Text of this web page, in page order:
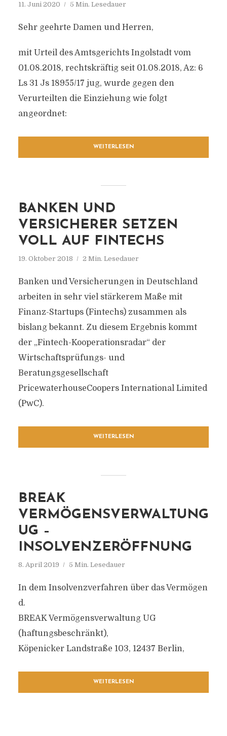
11. Juni 2020 5 Min. Lesedauer
Sehr geehrte Damen und Herren,
mit Urteil des Amtsgerichts Ingolstadt vom
01.08.2018, rechtskräftig seit 01.08.2018, Az: 6
Ls 31 Js 18955/17 jug, wurde gegen den
Verurteilten die Einziehung wie folgt
angeordnet:
WEITERLESEN
BANKEN UND
VERSICHERER SETZEN
VOLL AUF FINTECHS
19. Oktober 2018 2 Min. Lesedauer
Banken und Versicherungen in Deutschland
arbeiten in sehr viel stärkerem Maße mit
Finanz-Startups (Fintechs) zusammen als
bislang bekannt. Zu diesem Ergebnis kommt
der „Fintech-Kooperationsradar“ der
Wirtschaftsprüfungs- und
Beratungsgesellschaft
PricewaterhouseCoopers International Limited
(PwC).
WEITERLESEN
BREAK
VERMÖGENSVERWALTUNG
UG –
INSOLVENZERÖFFNUNG
8. April 2019 5 Min. Lesedauer
In dem Insolvenzverfahren über das Vermögen
d.
BREAK Vermögensverwaltung UG
(haftungsbeschränkt),
Köpenicker Landstraße 103, 12437 Berlin,
WEITERLESEN